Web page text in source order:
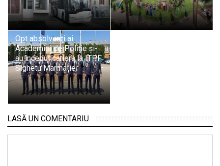
Opt absolvenți ai
Academiei de Poliție și-
au început cariera la ITPF
Sighetu Marmației
LASĂ UN COMENTARIU